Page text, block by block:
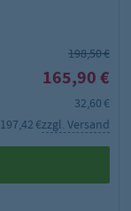
198,50 €
165,90 €
32,60 €
197,42 €zzgl. Versand